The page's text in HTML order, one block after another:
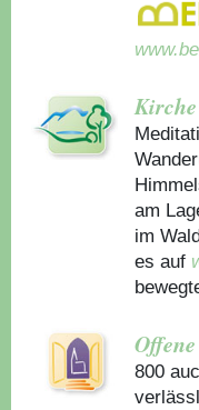
am
im
es auf
800